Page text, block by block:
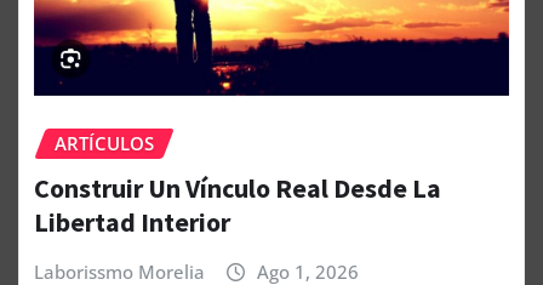
ARTÍCULOS
Construir Un Vínculo Real Desde La
Libertad Interior
Laborissmo Morelia Ago 1, 2026